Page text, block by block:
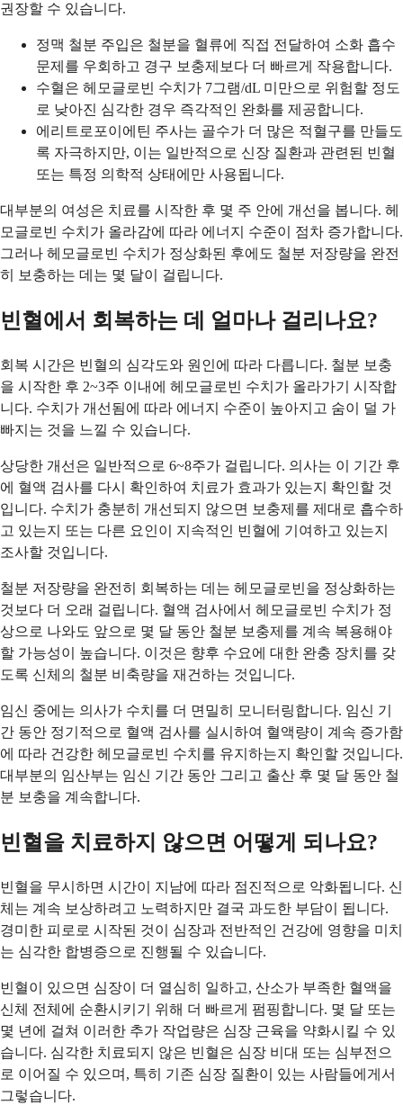
권장할 수 있습니다.
정맥 철분 주입은 철분을 혈류에 직접 전달하여 소화 흡수
문제를 우회하고 경구 보충제보다 더 빠르게 작용합니다.
수혈은 헤모글로빈 수치가 7그램/dL 미만으로 위험할 정도
로 낮아진 심각한 경우 즉각적인 완화를 제공합니다.
에리트로포이에틴 주사는 골수가 더 많은 적혈구를 만들도
록 자극하지만, 이는 일반적으로 신장 질환과 관련된 빈혈
또는 특정 의학적 상태에만 사용됩니다.
대부분의 여성은 치료를 시작한 후 몇 주 안에 개선을 봅니다. 헤
모글로빈 수치가 올라감에 따라 에너지 수준이 점차 증가합니다.
그러나 헤모글로빈 수치가 정상화된 후에도 철분 저장량을 완전
히 보충하는 데는 몇 달이 걸립니다.
빈혈에서 회복하는 데 얼마나 걸리나요?
회복 시간은 빈혈의 심각도와 원인에 따라 다릅니다. 철분 보충
을 시작한 후 2~3주 이내에 헤모글로빈 수치가 올라가기 시작합
니다. 수치가 개선됨에 따라 에너지 수준이 높아지고 숨이 덜 가
빠지는 것을 느낄 수 있습니다.
상당한 개선은 일반적으로 6~8주가 걸립니다. 의사는 이 기간 후
에 혈액 검사를 다시 확인하여 치료가 효과가 있는지 확인할 것
입니다. 수치가 충분히 개선되지 않으면 보충제를 제대로 흡수하
고 있는지 또는 다른 요인이 지속적인 빈혈에 기여하고 있는지
조사할 것입니다.
철분 저장량을 완전히 회복하는 데는 헤모글로빈을 정상화하는
것보다 더 오래 걸립니다. 혈액 검사에서 헤모글로빈 수치가 정
상으로 나와도 앞으로 몇 달 동안 철분 보충제를 계속 복용해야
할 가능성이 높습니다. 이것은 향후 수요에 대한 완충 장치를 갖
도록 신체의 철분 비축량을 재건하는 것입니다.
임신 중에는 의사가 수치를 더 면밀히 모니터링합니다. 임신 기
간 동안 정기적으로 혈액 검사를 실시하여 혈액량이 계속 증가함
에 따라 건강한 헤모글로빈 수치를 유지하는지 확인할 것입니다.
대부분의 임산부는 임신 기간 동안 그리고 출산 후 몇 달 동안 철
분 보충을 계속합니다.
빈혈을 치료하지 않으면 어떻게 되나요?
빈혈을 무시하면 시간이 지남에 따라 점진적으로 악화됩니다. 신
체는 계속 보상하려고 노력하지만 결국 과도한 부담이 됩니다.
경미한 피로로 시작된 것이 심장과 전반적인 건강에 영향을 미치
는 심각한 합병증으로 진행될 수 있습니다.
빈혈이 있으면 심장이 더 열심히 일하고, 산소가 부족한 혈액을
신체 전체에 순환시키기 위해 더 빠르게 펌핑합니다. 몇 달 또는
몇 년에 걸쳐 이러한 추가 작업량은 심장 근육을 약화시킬 수 있
습니다. 심각한 치료되지 않은 빈혈은 심장 비대 또는 심부전으
로 이어질 수 있으며, 특히 기존 심장 질환이 있는 사람들에게서
그렇습니다.